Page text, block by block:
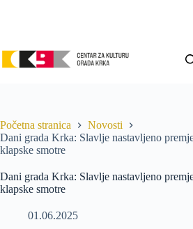
Početna stranica
Novosti
Dani grada Krka: Slavlje nastavljeno
klapske smotre
Dani grada Krka: Slavlje nastavljeno
klapske smotre
01.06.2025